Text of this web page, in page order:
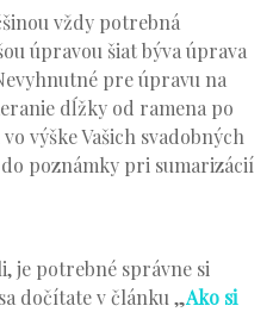
vždy potrebná
úpravou šiat býva úprava
pre úpravu na
dĺžky od ramena po
výške Vašich svadobných
poznámky pri sumarizácií
je potrebné správne si
dočítate v článku „Ako si